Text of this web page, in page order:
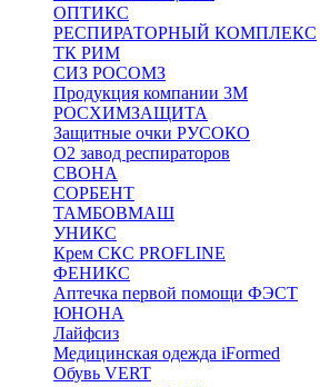
ОПТИКС
РЕСПИРАТОРНЫЙ КОМПЛЕКС
ТК РИМ
СИЗ РОСОМЗ
Продукция компании 3M
РОСХИМЗАЩИТА
Защитные очки РУСОКО
О2 завод респираторов
СВОНА
СОРБЕНТ
ТАМБОВМАШ
УНИКС
Крем СКС PROFLINE
ФЕНИКС
Аптечка первой помощи ФЭСТ
ЮНОНА
Лайфсиз
Медицинская одежда iFormed
Обувь VERT